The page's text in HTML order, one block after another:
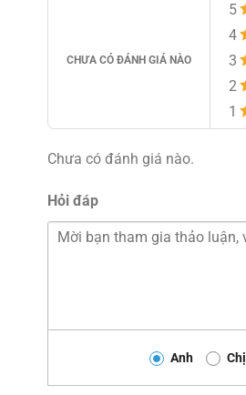
CHƯA CÓ ĐÁNH GIÁ NÀO
5
4
3
2
1
Chưa có đánh giá nào.
Hỏi đáp
Anh Chị